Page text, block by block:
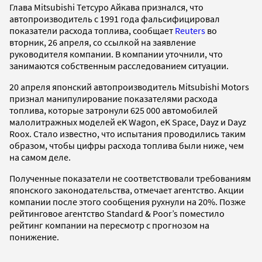
Глава Mitsubishi Тетсуро Айкава признался, что
автопроизводитель с 1991 года фальсифицировал
показатели расхода топлива, сообщает Reuters во
вторник, 26 апреля, со ссылкой на заявление
руководителя компании. В компании уточнили, что
занимаются собственным расследованием ситуации.
20 апреля японский автопроизводитель Mitsubishi Motors
признал манипулирование показателями расхода
топлива, которые затронули 625 000 автомобилей
малолитражных моделей eK Wagon, eK Space, Dayz и Dayz
Roox. Стало известно, что испытания проводились таким
образом, чтобы цифры расхода топлива были ниже, чем
на самом деле.
Полученные показатели не соответствовали требованиям
японского законодательства, отмечает агентство. Акции
компании после этого сообщения рухнули на 20%. Позже
рейтинговое агентство Standard & Poor’s поместило
рейтинг компании на пересмотр с прогнозом на
понижение.